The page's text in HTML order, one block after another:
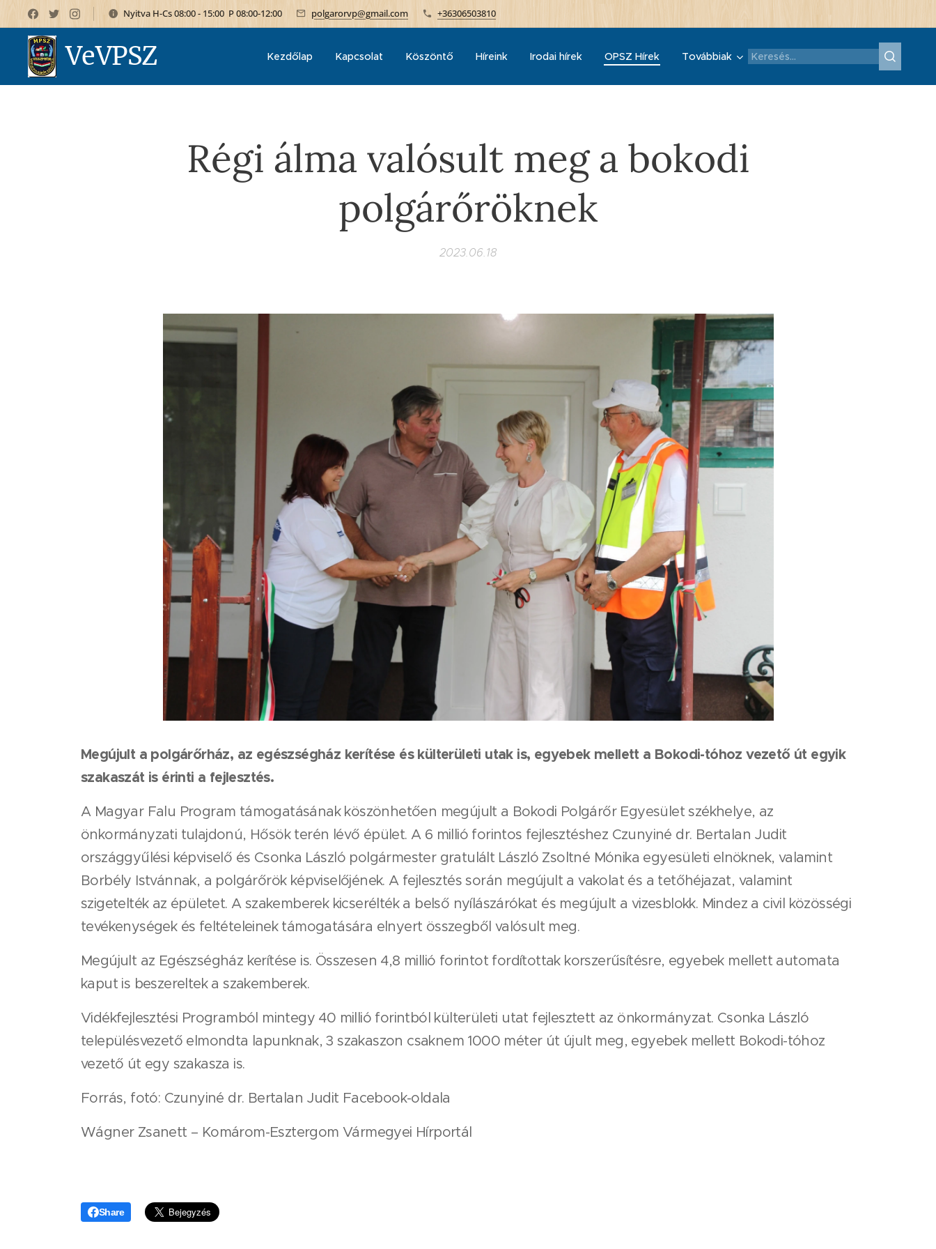
Nyitva H-Cs 08:00 - 15:00 P 08:00-12:00 polgarorvp@gmail.com +36306503810
VeVPSZ Kezdőlap Kapcsolat Köszöntő Híreink Irodai hírek OPSZ Hírek Továbbiak
Régi álma valósult meg a bokodi
polgárőröknek
2023.06.18
Megújult a polgárőrház, az egészségház kerítése és külterületi utak is, egyebek mellett a Bokodi-tóhoz vezető út egyik
szakaszát is érinti a fejlesztés.
A Magyar Falu Program támogatásának köszönhetően megújult a Bokodi Polgárőr Egyesület székhelye, az
önkormányzati tulajdonú, Hősök terén lévő épület. A 6 millió forintos fejlesztéshez Czunyiné dr. Bertalan Judit
országgyűlési képviselő és Csonka László polgármester gratulált László Zsoltné Mónika egyesületi elnöknek, valamint
Borbély Istvánnak, a polgárőrök képviselőjének. A fejlesztés során megújult a vakolat és a tetőhéjazat, valamint
szigetelték az épületet. A szakemberek kicserélték a belső nyílászárókat és megújult a vizesblokk. Mindez a civil közösségi
tevékenységek és feltételeinek támogatására elnyert összegből valósult meg.
Megújult az Egészségház kerítése is. Összesen 4,8 millió forintot fordítottak korszerűsítésre, egyebek mellett automata
kaput is beszereltek a szakemberek.
Vidékfejlesztési Programból mintegy 40 millió forintból külterületi utat fejlesztett az önkormányzat. Csonka László
településvezető elmondta lapunknak, 3 szakaszon csaknem 1000 méter út újult meg, egyebek mellett Bokodi-tóhoz
vezető út egy szakasza is.
Forrás, fotó: Czunyiné dr. Bertalan Judit Facebook-oldala
Wágner Zsanett – Komárom-Esztergom Vármegyei Hírportál
Share